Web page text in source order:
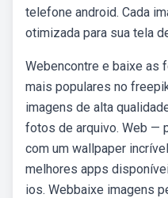
telefone android. Cada
otimizada para sua tela
Webencontre e baixe as
mais populares no
imagens de alta
fotos de arquivo. Web —
com um wallpaper
melhores apps
ios. Webbaixe imagens